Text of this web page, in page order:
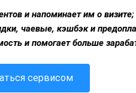
и напоминает им о визите;
чаевые, кэшбэк и
и помогает больше
сервисом